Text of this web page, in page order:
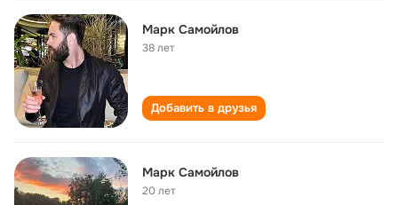
Марк Самойлов
38 лет
Добавить в друзья
Марк Самойлов
20 лет